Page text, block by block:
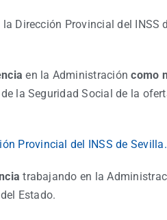
Dirección Provincial del INSS
en la Administración como
la Seguridad Social de la
Provincial del INSS de Sevilla.
trabajando en la
Estado.